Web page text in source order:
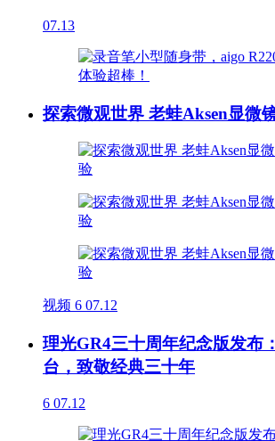
07.13
探索微观世界 老蛙Aksen显微
视频 6 07.12
理光GR4三十周年纪念版发布
台，致敬经典三十年
6 07.12